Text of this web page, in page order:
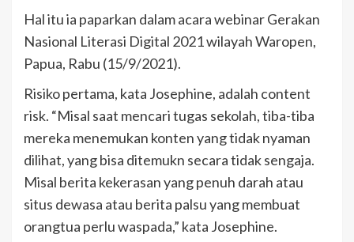
Hal itu ia paparkan dalam acara webinar Gerakan
Nasional Literasi Digital 2021 wilayah Waropen,
Papua, Rabu (15/9/2021).
Risiko pertama, kata Josephine, adalah content
risk. “Misal saat mencari tugas sekolah, tiba-tiba
mereka menemukan konten yang tidak nyaman
dilihat, yang bisa ditemukn secara tidak sengaja.
Misal berita kekerasan yang penuh darah atau
situs dewasa atau berita palsu yang membuat
orangtua perlu waspada,” kata Josephine.